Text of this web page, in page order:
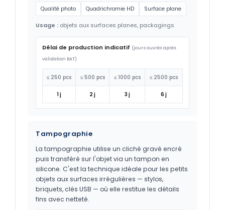
Qualité photo Quadrichromie HD Surface plane
Usage : objets aux surfaces planes, packagings
Délai de production indicatif (jours ouvrés après
validation BAT)
≤ 250 pcs ≤ 500 pcs ≤ 1000 pcs ≤ 2500 pcs
1 j 2 j 3 j 6 j
Tampographie
La tampographie utilise un cliché gravé encré
puis transféré sur l'objet via un tampon en
silicone. C'est la technique idéale pour les petits
objets aux surfaces irrégulières — stylos,
briquets, clés USB — où elle restitue les détails
fins avec netteté.